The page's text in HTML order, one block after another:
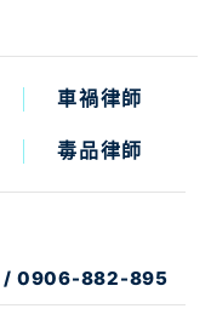
車禍律師
毒品律師
/ 0906-882-895